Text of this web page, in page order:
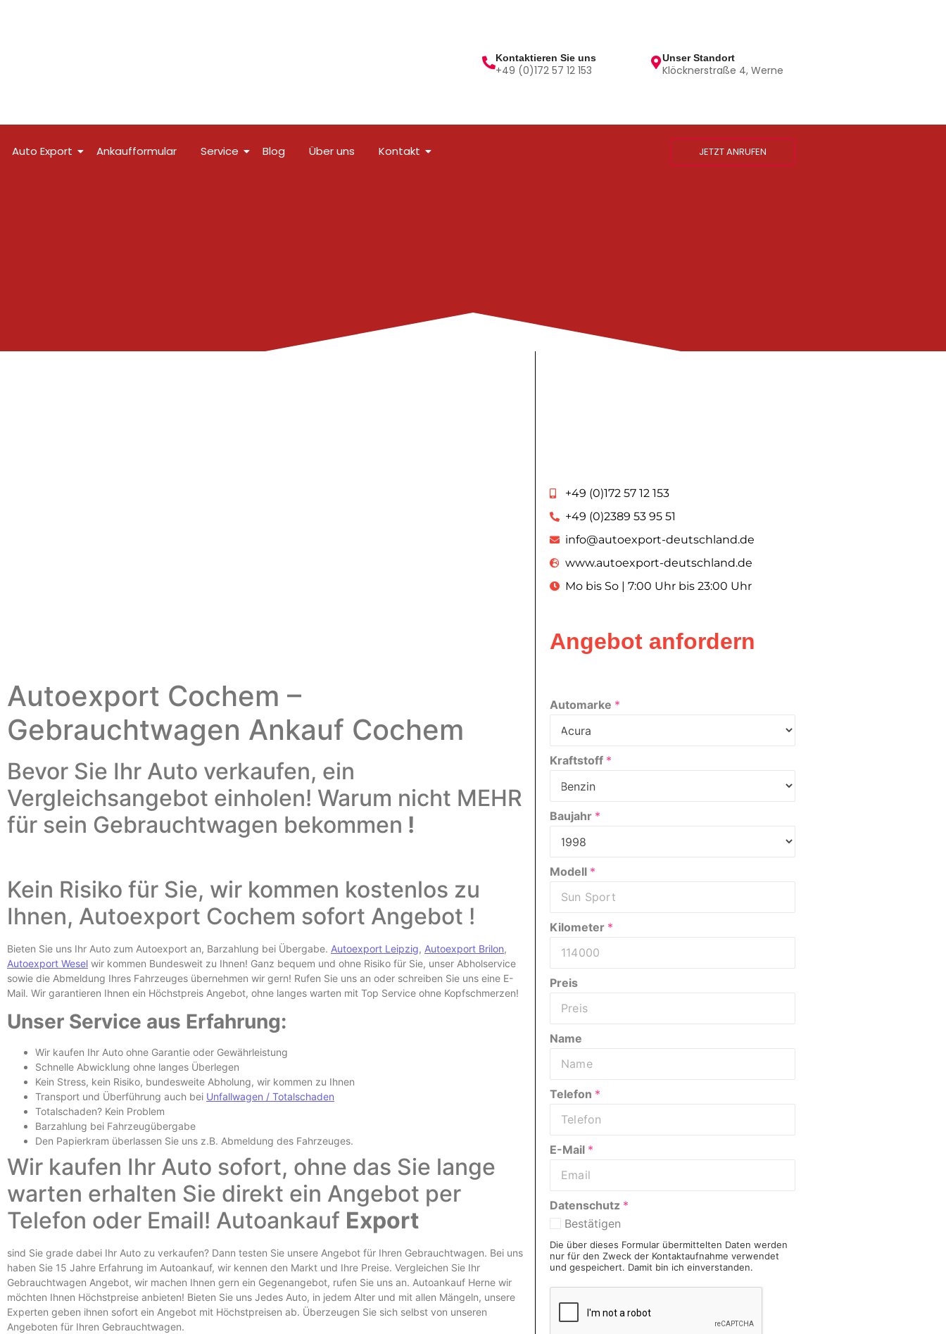
Kontaktieren Sie uns
+49 (0)172 57 12 153
Unser Standort
Klöcknerstraße 4, Werne
Auto Export Ankaufformular Service Blog Über uns Kontakt JETZT ANRUFEN
+49 (0)172 57 12 153
+49 (0)2389 53 95 51
info@autoexport-deutschland.de
www.autoexport-deutschland.de
Mo bis So | 7:00 Uhr bis 23:00 Uhr
Angebot anfordern
Autoexport Cochem –
Gebrauchtwagen Ankauf Cochem
Bevor Sie Ihr Auto verkaufen, ein
Vergleichsangebot einholen! Warum nicht MEHR
für sein Gebrauchtwagen bekommen !
Kein Risiko für Sie, wir kommen kostenlos zu
Ihnen, Autoexport Cochem sofort Angebot !
Bieten Sie uns Ihr Auto zum Autoexport an, Barzahlung bei Übergabe. Autoexport Leipzig, Autoexport Brilon,
Autoexport Wesel wir kommen Bundesweit zu Ihnen! Ganz bequem und ohne Risiko für Sie, unser Abholservice
sowie die Abmeldung Ihres Fahrzeuges übernehmen wir gern! Rufen Sie uns an oder schreiben Sie uns eine E-
Mail. Wir garantieren Ihnen ein Höchstpreis Angebot, ohne langes warten mit Top Service ohne Kopfschmerzen!
Unser Service aus Erfahrung:
Wir kaufen Ihr Auto ohne Garantie oder Gewährleistung
Schnelle Abwicklung ohne langes Überlegen
Kein Stress, kein Risiko, bundesweite Abholung, wir kommen zu Ihnen
Transport und Überführung auch bei Unfallwagen / Totalschaden
Totalschaden? Kein Problem
Barzahlung bei Fahrzeugübergabe
Den Papierkram überlassen Sie uns z.B. Abmeldung des Fahrzeuges.
Wir kaufen Ihr Auto sofort, ohne das Sie lange
warten erhalten Sie direkt ein Angebot per
Telefon oder Email! Autoankauf Export
sind Sie grade dabei Ihr Auto zu verkaufen? Dann testen Sie unsere Angebot für Ihren Gebrauchtwagen. Bei uns
haben Sie 15 Jahre Erfahrung im Autoankauf, wir kennen den Markt und Ihre Preise. Vergleichen Sie Ihr
Gebrauchtwagen Angebot, wir machen Ihnen gern ein Gegenangebot, rufen Sie uns an. Autoankauf Herne wir
möchten Ihnen Höchstpreise anbieten! Bieten Sie uns Jedes Auto, in jedem Alter und mit allen Mängeln, unsere
Experten geben ihnen sofort ein Angebot mit Höchstpreisen ab. Überzeugen Sie sich selbst von unseren
Angeboten für Ihren Gebrauchtwagen.
Automarke *
Kraftstoff *
Baujahr *
Modell *
Kilometer *
Preis
Name
Telefon *
E-Mail *
Datenschutz *
Bestätigen
Die über dieses Formular übermittelten Daten werden
nur für den Zweck der Kontaktaufnahme verwendet
und gespeichert. Damit bin ich einverstanden.